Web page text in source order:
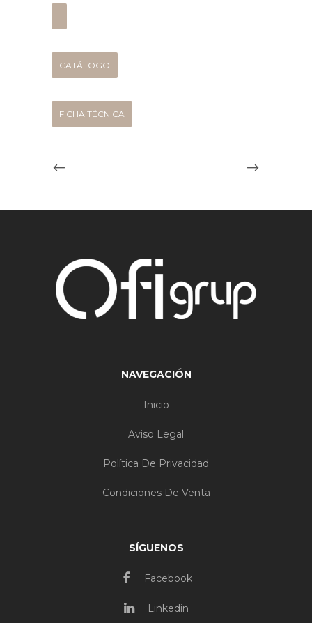
CATÁLOGO
FICHA TÉCNICA
NAVEGACIÓN
Inicio
Aviso Legal
Política De Privacidad
Condiciones De Venta
SÍGUENOS
Facebook
Linkedin